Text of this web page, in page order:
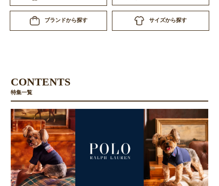
ブランドから探す サイズから探す
CONTENTS
特集一覧